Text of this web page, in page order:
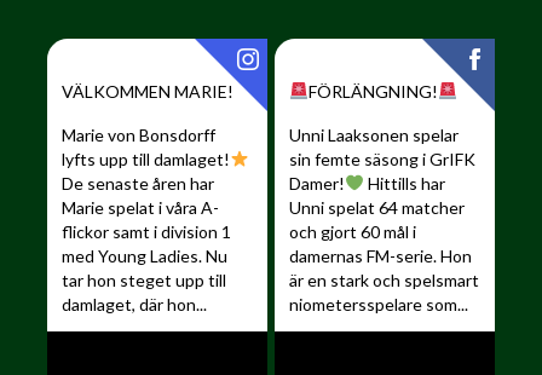
VÄLKOMMEN MARIE!
Marie von Bonsdorff
lyfts upp till damlaget!
De senaste åren har
Marie spelat i våra A-
flickor samt i division 1
med Young Ladies. Nu
tar hon steget upp till
damlaget, där hon...
FÖRLÄNGNING!
Unni Laaksonen spelar
sin femte säsong i GrIFK
Damer!
Hittills har
Unni spelat 64 matcher
och gjort 60 mål i
damernas FM-serie. Hon
är en stark och spelsmart
niometersspelare som...